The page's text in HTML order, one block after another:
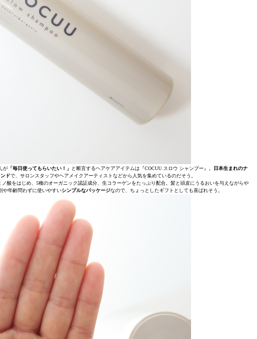
が 「毎日使ってもらいたい！」 と断言するヘアケアアイテムは『COCUU スロウ シャンプー』。
日本生まれのナ
ドで、サロンスタッフやヘアメイクアーティストなどから人気を集めているのだそう。
ノ酸をはじめ、5種のオーガニック認証成分、生コラーゲンをたっぷり配合。髪と頭皮にうるおいを与えながらや
や年齢問わずに使いやすいシンプルなパッケージなので、ちょっとしたギフトとしても喜ばれそう。